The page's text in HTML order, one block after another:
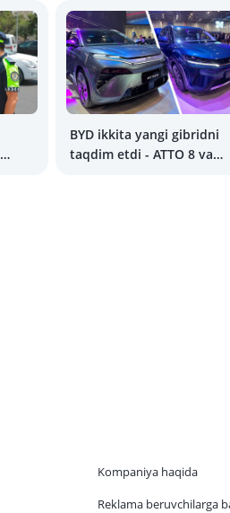
BYD ikkita yangi gibridni
taqdim etdi - ATTO 8 va
Kompaniya haqida
Reklama beruvchilarga